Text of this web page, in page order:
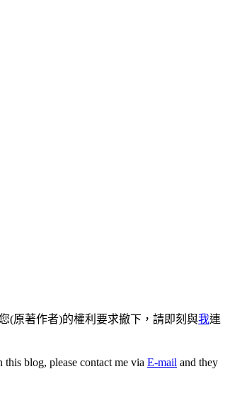
(原著作者)的權利要求撤下，請即刻與我連
blog, please contact me via E-mail and they